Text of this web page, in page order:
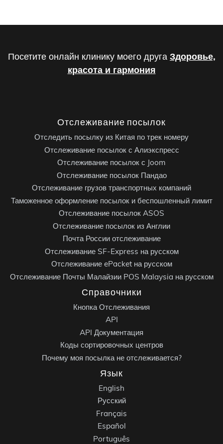
Посетите онлайн клинику моего друга Здоровье,
красота и гармония
Отслеживание посылок
Отследить посылку из Китая по трек номеру
Отслеживание посылок с Алиэкспресс
Отслеживание посылок с Joom
Отслеживание посылок Пандао
Отслеживание грузов транспортных компаний
Таможенное оформление посылок и беспошленный лимит
Отслеживание посылок ASOS
Отслеживание посылок из Англии
Почта России отслеживание
Отслеживание SF-Express на русском
Отслеживание ePacket на русском
Отслеживание Почты Малайзии POS Malaysia на русском
Справочники
Кнопка Отслеживания
API
API Документация
Коды сортировочных центров
Почему моя посылка не отслеживается?
Язык
English
Русский
Français
Español
Português